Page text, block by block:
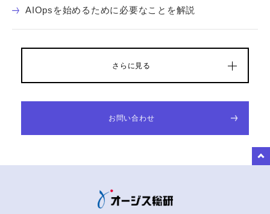
AIOpsを始めるために必要なことを解説
さらに見る
お問い合わせ